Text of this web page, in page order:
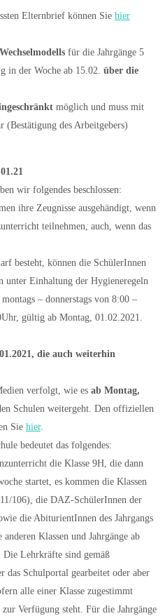
Elternbrief können Sie hier
für die Jahrgänge 5
in der Woche ab 15.02. über die
möglich und muss mit
(Bestätigung des Arbeitgebers)
wir folgendes beschlossen:
ihre Zeugnisse ausgehändigt, wenn
teilnehmen, auch, wenn das
besteht, können die SchülerInnen
unter Einhaltung der Hygieneregeln
– donnerstags von 8:00 –
gültig ab Montag, 01.02.2021.
die auch weiterhin
verfolgt, wie es ab Montag,
Schulen weitergeht. Den offiziellen
Sie hier.
bedeutet das folgendes:
die Klasse 9H, die dann
startet, es kommen die Klassen
106), die DAZ-SchülerInnen der
die AbiturientInnen des Jahrgangs
Klassen und Jahrgänge ab
Die Lehrkräfte sind gemäß
das Schulportal gearbeitet oder aber
alle einer Klasse zugestimmt
Verfügung steht. Für die Jahrgänge